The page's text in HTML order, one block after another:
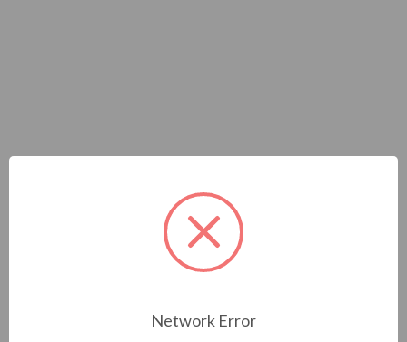
TELEC. IP TURRET 4MP 2.8
323751
Network Error